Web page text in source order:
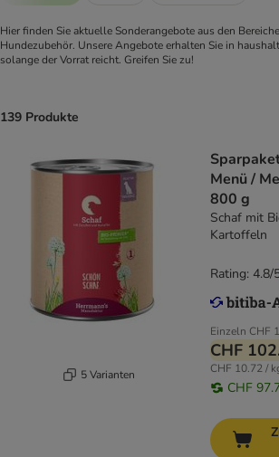
Hier finden Sie aktuelle Sonderangebote aus den
Hundezubehör. Unsere Angebote erhalten Sie in
solange der Vorrat reicht. Greifen Sie zu!
139 Produkte
5 Varianten
Menü /
800 g
Schaf mit
Kartoffeln
Einzeln CHF
CHF
CHF 10.72 /
CHF
Rating: 4.8/